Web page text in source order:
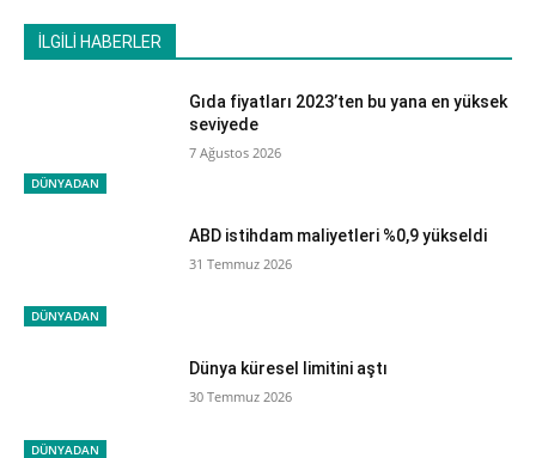
İLGİLİ HABERLER
DÜNYADAN
Gıda fiyatları 2023’ten bu yana en yüksek
seviyede
7 Ağustos 2026
DÜNYADAN
ABD istihdam maliyetleri %0,9 yükseldi
31 Temmuz 2026
DÜNYADAN
Dünya küresel limitini aştı
30 Temmuz 2026